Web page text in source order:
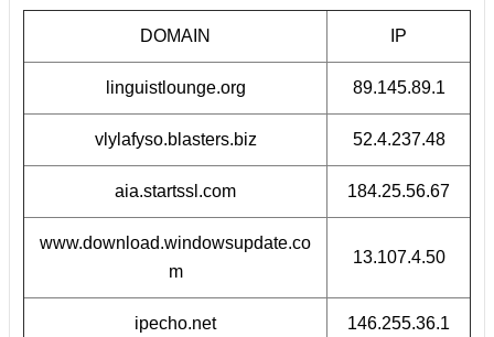
DOMAIN IP
linguistlounge.org 89.145.89.1
vlylafyso.blasters.biz 52.4.237.48
aia.startssl.com 184.25.56.67
www.download.windowsupdate.co
m
13.107.4.50
ipecho.net 146.255.36.1